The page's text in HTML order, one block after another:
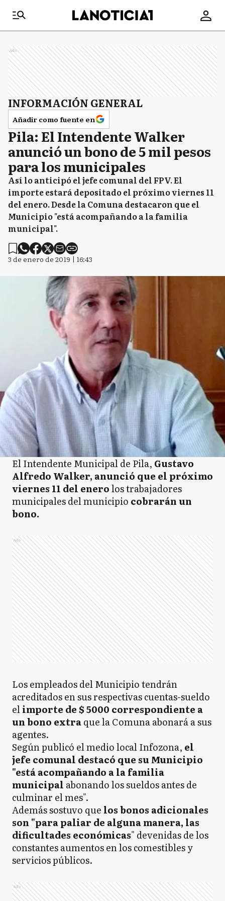
Ads
INFORMACIÓN GENERAL
Añadir como fuente en
Pila: El Intendente Walker
anunció un bono de 5 mil pesos
para los municipales
Así lo anticipó el jefe comunal del FPV. El
importe estará depositado el próximo viernes 11
del enero. Desde la Comuna destacaron que el
Municipio "está acompañando a la familia
municipal".
3 de enero de 2019 | 16:43
El Intendente Municipal de Pila, Gustavo
Alfredo Walker, anunció que el próximo
viernes 11 del enerolos trabajadores
municipales del municipio cobrarán un
bono.
Ads
Los empleados del Municipio tendrán
acreditados en sus respectivas cuentas-sueldo
elimporte de $ 5000 correspondiente a
un bono extraque la Comuna abonará a sus
agentes.
Según publicó el medio local Infozona, el
jefe comunal destacó que su Municipio
"está acompañando a la familia
municipal abonando los sueldos antes de
culminar el mes".
Además sostuvo que los bonos adicionales
son "para paliar de alguna manera, las
dificultades económicas" devenidas de los
constantes aumentos en los comestibles y
servicios públicos.
Ads